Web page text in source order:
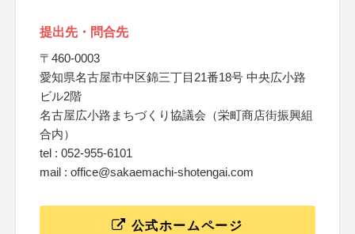
提出先・問合先
〒460-0003
愛知県名古屋市中区錦三丁目21番18号 中央広小路
ビル2階
名古屋広小路まちづくり協議会（栄町商店街振興組
合内）
tel : 052-955-6101
mail : office@sakaemachi-shotengai.com
公式ホームページ